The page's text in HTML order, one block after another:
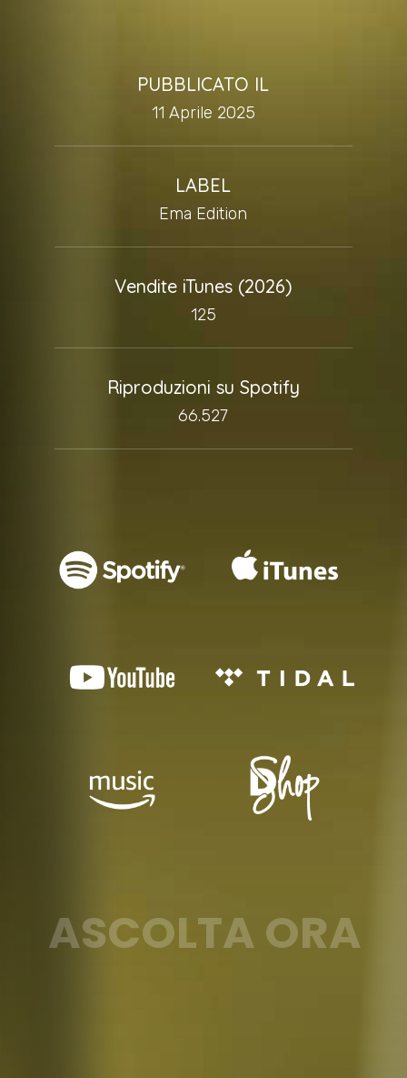
PUBBLICATO IL
11 Aprile 2025
LABEL
Ema Edition
Vendite iTunes (2026)
125
Riproduzioni su Spotify
66.527
ASCOLTAORA